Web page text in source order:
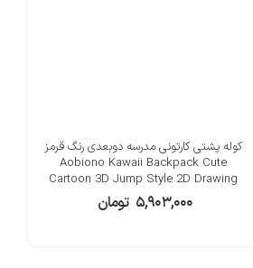
کوله پشتی کارتونی مدرسه دوبعدی رنگ قرمز
Aobiono Kawaii Backpack Cute
Cartoon 3D Jump Style 2D Drawing
۵,۹۰۳,۰۰۰ تومان